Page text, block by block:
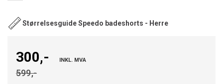
Størrelsesguide Speedo badeshorts - Herre
300,- INKL. MVA
599,-